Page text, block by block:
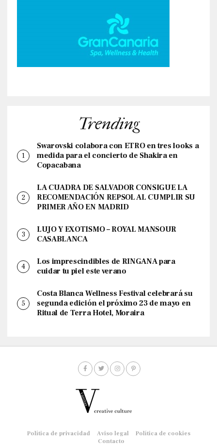
Trending
Swarovski colabora con ETRO en tres looks a
medida para el concierto de Shakira en
Copacabana
LA CUADRA DE SALVADOR CONSIGUE LA
RECOMENDACIÓN REPSOL AL CUMPLIR SU
PRIMER AÑO EN MADRID
LUJO Y EXOTISMO – ROYAL MANSOUR
CASABLANCA
Los imprescindibles de RINGANA para
cuidar tu piel este verano
Costa Blanca Wellness Festival celebrará su
segunda edición el próximo 23 de mayo en
Ritual de Terra Hotel, Moraira
Política de privacidad Aviso legal
Política de cookies
Contacto